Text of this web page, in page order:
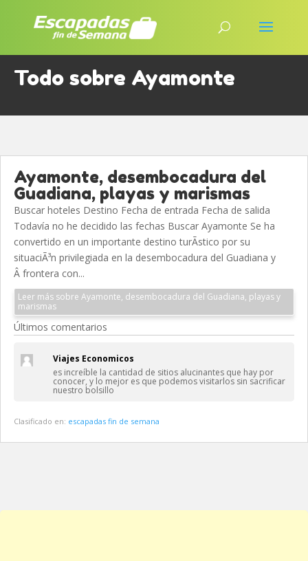
Todo sobre Ayamonte
Ayamonte, desembocadura del
Guadiana, playas y marismas
Buscar hoteles Destino Fecha de entrada Fecha de salida
Todavía no he decidido las fechas Buscar Ayamonte Se ha
convertido en un importante destino turÃ­stico por su
situaciÃ³n privilegiada en la desembocadura del Guadiana y
Â frontera con...
Leer más sobre Ayamonte, desembocadura del Guadiana, playas y
marismas
Últimos comentarios
Viajes Economicos
es increíble la cantidad de sitios alucinantes que hay por
conocer, y lo mejor es que podemos visitarlos sin sacrificar
nuestro bolsillo
Clasificado en: escapadas fin de semana